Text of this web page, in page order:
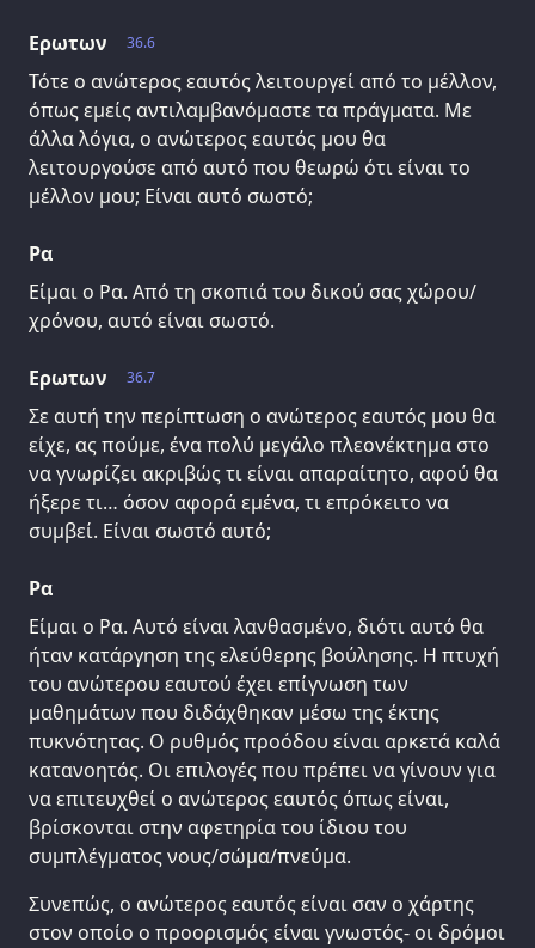
36.6
Ερωτων
Τότε ο ανώτερος εαυτός λειτουργεί από το μέλλον,
όπως εμείς αντιλαμβανόμαστε τα πράγματα. Με
άλλα λόγια, ο ανώτερος εαυτός μου θα
λειτουργούσε από αυτό που θεωρώ ότι είναι το
μέλλον μου; Είναι αυτό σωστό;
Ρα
Είμαι ο Ρα. Από τη σκοπιά του δικού σας χώρου/
χρόνου, αυτό είναι σωστό.
36.7
Ερωτων
Σε αυτή την περίπτωση ο ανώτερος εαυτός μου θα
είχε, ας πούμε, ένα πολύ μεγάλο πλεονέκτημα στο
να γνωρίζει ακριβώς τι είναι απαραίτητο, αφού θα
ήξερε τι… όσον αφορά εμένα, τι επρόκειτο να
συμβεί. Είναι σωστό αυτό;
Ρα
Είμαι ο Ρα. Αυτό είναι λανθασμένο, διότι αυτό θα
ήταν κατάργηση της ελεύθερης βούλησης. Η πτυχή
του ανώτερου εαυτού έχει επίγνωση των
μαθημάτων που διδάχθηκαν μέσω της έκτης
πυκνότητας. Ο ρυθμός προόδου είναι αρκετά καλά
κατανοητός. Οι επιλογές που πρέπει να γίνουν για
να επιτευχθεί ο ανώτερος εαυτός όπως είναι,
βρίσκονται στην αφετηρία του ίδιου του
συμπλέγματος νους/σώμα/πνεύμα.
Συνεπώς, ο ανώτερος εαυτός είναι σαν ο χάρτης
στον οποίο ο προορισμός είναι γνωστός- οι δρόμοι